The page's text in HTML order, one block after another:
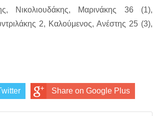
Νικολιουδάκης, Μαρινάκης 36 (1),
2, Καλούμενος, Ανέστης 25 (3),
Share on Google Plus